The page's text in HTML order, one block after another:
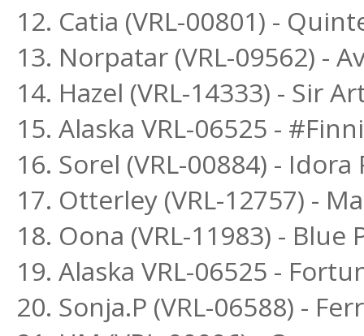
12. Catia (VRL-00801) -
13. Norpatar (VRL-09562) -
14. Hazel (VRL-14333) - Sir
15. Alaska VRL-06525 -
16. Sorel (VRL-00884) - Idora
17. Otterley (VRL-12757) -
18. Oona (VRL-11983) -
19. Alaska VRL-06525 -
20. Sonja.P (VRL-06588) -